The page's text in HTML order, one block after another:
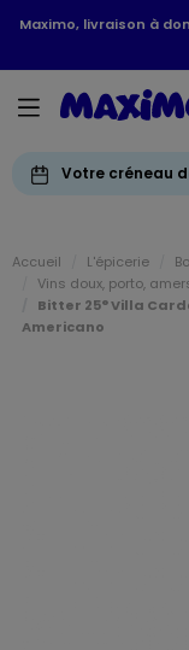
Maximo, livraison à
Votre créneau
Accueil L'épicerie
Vins doux, porto,
Bitter 25° Villa
Americano